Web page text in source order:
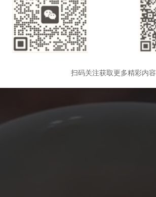
扫码关注获取更多精彩内容